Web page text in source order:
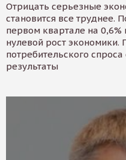
Отрицать серьезные
становится все труднее.
первом квартале на 0,6%
нулевой рост экономики.
потребительского
результаты